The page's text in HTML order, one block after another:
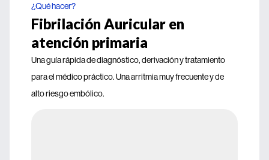
¿Qué hacer?
Fibrilación Auricular en
atención primaria
Una guía rápida de diagnóstico, derivación y tratamiento
para el médico práctico. Una arritmia muy frecuente y de
alto riesgo embólico.